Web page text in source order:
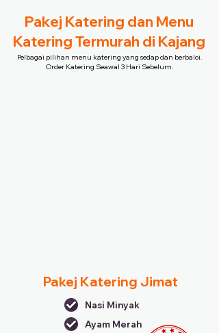
Pakej Katering dan Menu
Katering Termurah di Kajang
Pelbagai pilihan menu katering yang sedap dan berbaloi.
Order Katering Seawal 3 Hari Sebelum.
Pakej Katering Jimat
Nasi Minyak
Ayam Merah